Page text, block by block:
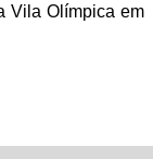
Vila Olímpica em